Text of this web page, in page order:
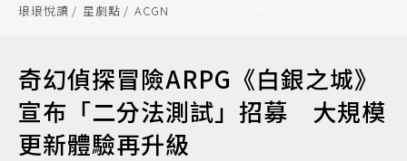
琅琅悅讀 星劇點 ACGN
奇幻偵探冒險ARPG《白銀之城》
宣布「二分法測試」招募 大規模
更新體驗再升級